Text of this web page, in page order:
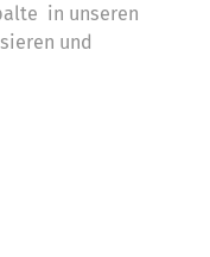
in unseren
und